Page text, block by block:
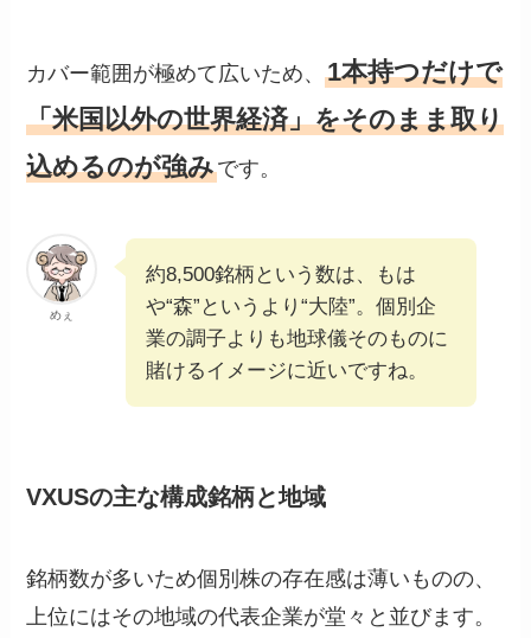
カバー範囲が極めて広いため、1本持つだけで
「米国以外の世界経済」をそのまま取り
込めるのが強みです。
めぇ
約8,500銘柄という数は、もは
や“森”というより“大陸”。個別企
業の調子よりも地球儀そのものに
賭けるイメージに近いですね。
VXUSの主な構成銘柄と地域
銘柄数が多いため個別株の存在感は薄いものの、
上位にはその地域の代表企業が堂々と並びます。